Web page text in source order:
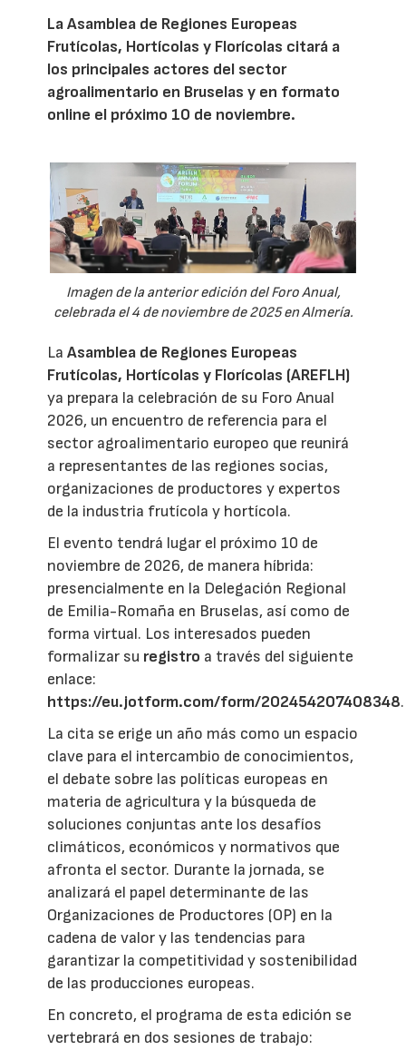
La Asamblea de Regiones Europeas
Frutícolas, Hortícolas y Florícolas citará a
los principales actores del sector
agroalimentario en Bruselas y en formato
online el próximo 10 de noviembre.
Imagen de la anterior edición del Foro Anual,
celebrada el 4 de noviembre de 2025 en Almería.
LaAsamblea de Regiones Europeas
Frutícolas, Hortícolas y Florícolas (AREFLH)
ya prepara la celebración de su Foro Anual
2026, un encuentro de referencia para el
sector agroalimentario europeo que reunirá
a representantes de las regiones socias,
organizaciones de productores y expertos
de la industria frutícola y hortícola.
El evento tendrá lugar el próximo 10 de
noviembre de 2026, de manera híbrida:
presencialmente en la Delegación Regional
de Emilia-Romaña en Bruselas, así como de
forma virtual. Los interesados pueden
formalizar su registro a través del siguiente
enlace:
https://eu.jotform.com/form/202454207408348.
La cita se erige un año más como un espacio
clave para el intercambio de conocimientos,
el debate sobre las políticas europeas en
materia de agricultura y la búsqueda de
soluciones conjuntas ante los desafíos
climáticos, económicos y normativos que
afronta el sector. Durante la jornada, se
analizará el papel determinante de las
Organizaciones de Productores (OP) en la
cadena de valor y las tendencias para
garantizar la competitividad y sostenibilidad
de las producciones europeas.
En concreto, el programa de esta edición se
vertebrará en dos sesiones de trabajo: